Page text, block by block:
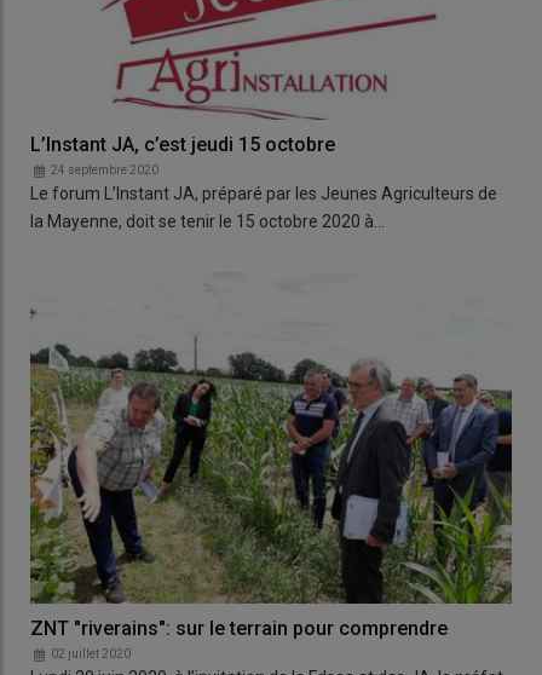
L’Instant JA, c’est jeudi 15 octobre
24 septembre 2020
Le forum L’Instant JA, préparé par les Jeunes Agriculteurs de
la Mayenne, doit se tenir le 15 octobre 2020 à…
ZNT "riverains": sur le terrain pour comprendre
02 juillet 2020